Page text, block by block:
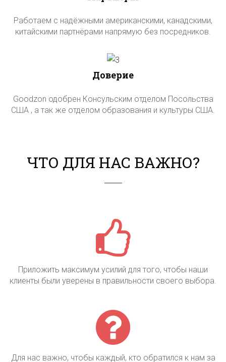
БЕСПЛАТНО
Работаем с надёжными американскими, канадскими,
китайскими партнёрами напрямую без посредников.
Доверие
Goodzon одобрен Консульским отделом Посольства
США , а так же отделом образования и культуры США.
ЧТО ДЛЯ НАС ВАЖНО?
Приложить максимум усилий для того, чтобы наши
клиенты были уверены в правильности своего выбора.
Для нас важно, чтобы каждый, кто обратился к нам за